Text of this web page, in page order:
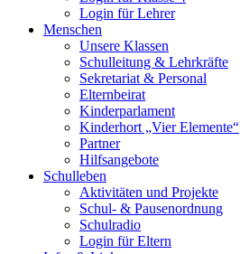
Log­in für Leh­rer
Men­schen
Unse­re Klas­sen
Schul­lei­tung & Lehr­kräf­te
Sekre­ta­ri­at & Per­so­nal
Eltern­bei­rat
Kin­der­par­la­ment
Kin­der­hort „Vier Ele­men­te“
Part­ner
Hilfs­an­ge­bo­te
Schul­le­ben
Akti­vi­tä­ten und Pro­jek­te
Schul- & Pau­sen­ord­nung
Schul­ra­dio
Log­in für Eltern